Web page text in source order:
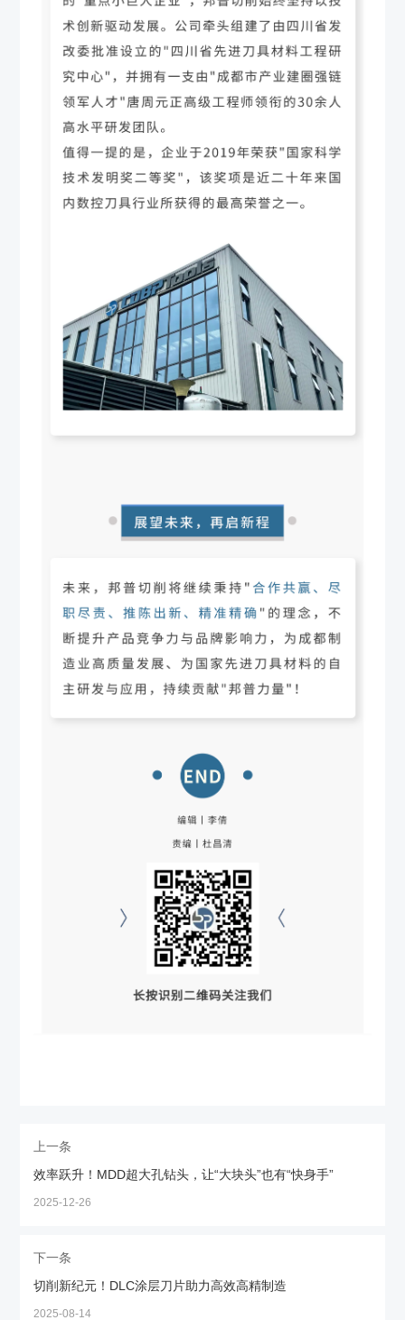
上一条
效率跃升！MDD超大孔钻头，让“大块头”也有“快身手”
2025-12-26
下一条
切削新纪元！DLC涂层刀片助力高效高精制造
2025-08-14